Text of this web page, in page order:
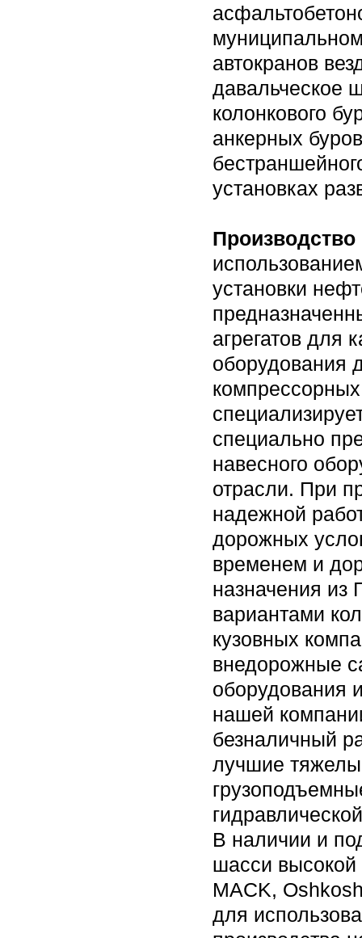
автокранов
давальческое
колонкового
анкерных
установках
установки
агрегатов для
оборудования
специально
навесного
отрасли. При
надежной
дорожных
временем и
назначения из
вариантами
кузовных
внедорожные
оборудования
нашей
безналичный
лучшие
В наличии и
шасси высокой
MACK,
для